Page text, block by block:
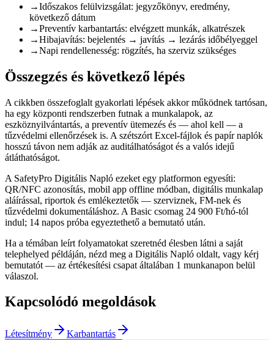
→Időszakos felülvizsgálat: jegyzőkönyv, eredmény,
következő dátum
→Preventív karbantartás: elvégzett munkák, alkatrészek
→Hibajavítás: bejelentés → javítás → lezárás időbélyeggel
→Napi rendellenesség: rögzítés, ha szerviz szükséges
Összegzés és következő lépés
A cikkben összefoglalt gyakorlati lépések akkor működnek tartósan,
ha egy központi rendszerben futnak a munkalapok, az
eszköznyilvántartás, a preventív ütemezés és — ahol kell — a
tűzvédelmi ellenőrzések is. A szétszórt Excel-fájlok és papír naplók
hosszú távon nem adják az auditálhatóságot és a valós idejű
átláthatóságot.
A SafetyPro Digitális Napló ezeket egy platformon egyesíti:
QR/NFC azonosítás, mobil app offline módban, digitális munkalap
aláírással, riportok és emlékeztetők — szerviznek, FM-nek és
tűzvédelmi dokumentáláshoz. A Basic csomag 24 900 Ft/hó-tól
indul; 14 napos próba egyeztethető a bemutató után.
Ha a témában leírt folyamatokat szeretnéd élesben látni a saját
telephelyed példáján, nézd meg a Digitális Napló oldalt, vagy kérj
bemutatót — az értékesítési csapat általában 1 munkanapon belül
válaszol.
Kapcsolódó megoldások
Létesítmény Karbantartás